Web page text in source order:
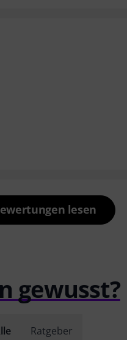
lesen
gewusst?
Ratgeber